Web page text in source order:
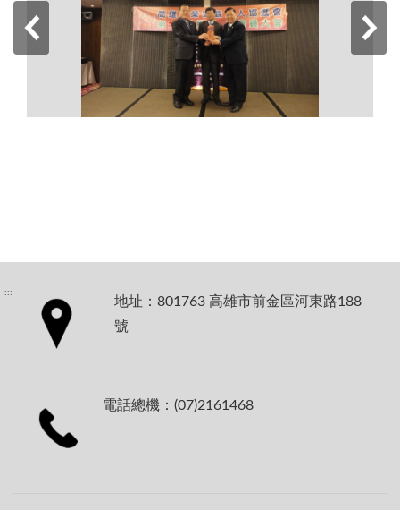
:::
地址：801763 高雄市前金區河東路188
號
電話總機：(07)2161468